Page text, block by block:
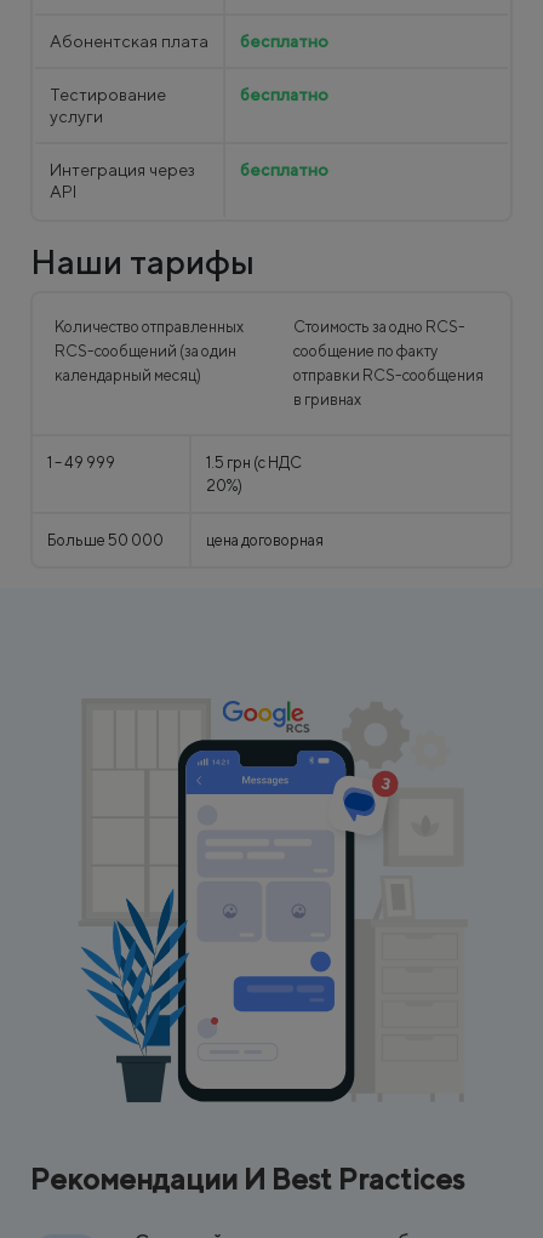
Абонентская плата бесплатно
Тестирование
услуги
бесплатно
Интеграция через
API
бесплатно
Наши тарифы
Количество отправленных
RCS-сообщений (за один
календарный месяц)
Стоимость за одно RCS-
сообщение по факту
отправки RCS-сообщения
в гривнах
1 –49 999
1.5 грн (с НДС
20%)
Больше 50 000 цена договорная
Рекомендации И Best Practices